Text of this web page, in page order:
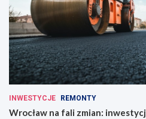
INWESTYCJE REMONTY
Wrocław na fali zmian: